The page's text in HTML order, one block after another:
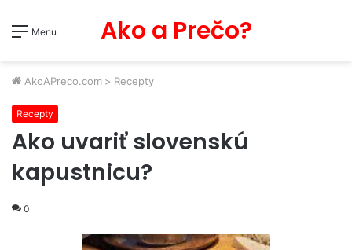
Menu Ako a Prečo?
AkoAPreco.com > Recepty
Recepty
Ako uvariť slovenskú
kapustnicu?
0